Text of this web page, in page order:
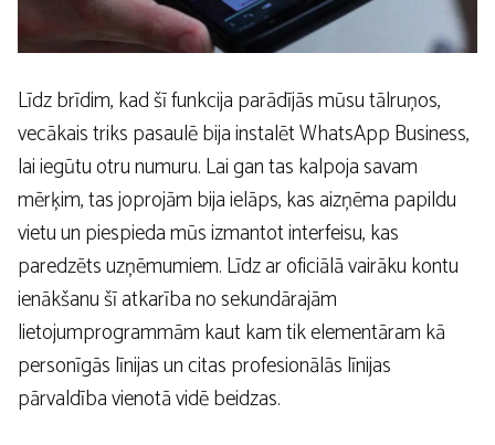
Līdz brīdim, kad šī funkcija parādījās mūsu tālruņos,
vecākais triks pasaulē bija instalēt WhatsApp Business,
lai iegūtu otru numuru. Lai gan tas kalpoja savam
mērķim, tas joprojām bija ielāps, kas aizņēma papildu
vietu un piespieda mūs izmantot interfeisu, kas
paredzēts uzņēmumiem. Līdz ar oficiālā vairāku kontu
ienākšanu šī atkarība no sekundārajām
lietojumprogrammām kaut kam tik elementāram kā
personīgās līnijas un citas profesionālās līnijas
pārvaldība vienotā vidē beidzas.